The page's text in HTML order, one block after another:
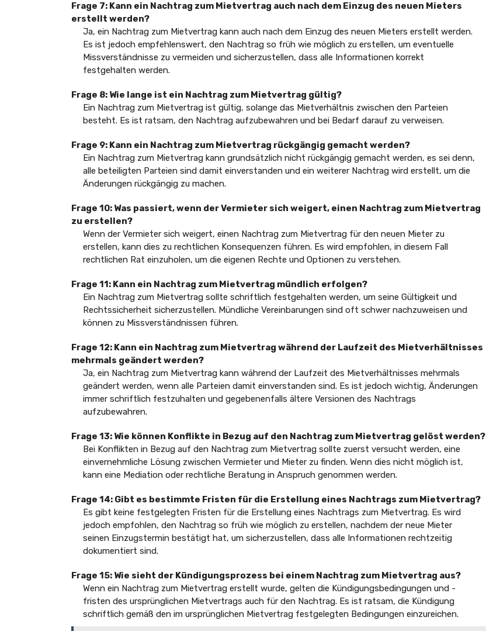
Frage 7: Kann ein Nachtrag zum Mietvertrag auch nach dem Einzug des neuen Mieters
erstellt werden?
Ja, ein Nachtrag zum Mietvertrag kann auch nach dem Einzug des neuen Mieters erstellt werden.
Es ist jedoch empfehlenswert, den Nachtrag so früh wie möglich zu erstellen, um eventuelle
Missverständnisse zu vermeiden und sicherzustellen, dass alle Informationen korrekt
festgehalten werden.
Frage 8: Wie lange ist ein Nachtrag zum Mietvertrag gültig?
Ein Nachtrag zum Mietvertrag ist gültig, solange das Mietverhältnis zwischen den Parteien
besteht. Es ist ratsam, den Nachtrag aufzubewahren und bei Bedarf darauf zu verweisen.
Frage 9: Kann ein Nachtrag zum Mietvertrag rückgängig gemacht werden?
Ein Nachtrag zum Mietvertrag kann grundsätzlich nicht rückgängig gemacht werden, es sei denn,
alle beteiligten Parteien sind damit einverstanden und ein weiterer Nachtrag wird erstellt, um die
Änderungen rückgängig zu machen.
Frage 10: Was passiert, wenn der Vermieter sich weigert, einen Nachtrag zum Mietvertrag
zu erstellen?
Wenn der Vermieter sich weigert, einen Nachtrag zum Mietvertrag für den neuen Mieter zu
erstellen, kann dies zu rechtlichen Konsequenzen führen. Es wird empfohlen, in diesem Fall
rechtlichen Rat einzuholen, um die eigenen Rechte und Optionen zu verstehen.
Frage 11: Kann ein Nachtrag zum Mietvertrag mündlich erfolgen?
Ein Nachtrag zum Mietvertrag sollte schriftlich festgehalten werden, um seine Gültigkeit und
Rechtssicherheit sicherzustellen. Mündliche Vereinbarungen sind oft schwer nachzuweisen und
können zu Missverständnissen führen.
Frage 12: Kann ein Nachtrag zum Mietvertrag während der Laufzeit des Mietverhältnisses
mehrmals geändert werden?
Ja, ein Nachtrag zum Mietvertrag kann während der Laufzeit des Mietverhältnisses mehrmals
geändert werden, wenn alle Parteien damit einverstanden sind. Es ist jedoch wichtig, Änderungen
immer schriftlich festzuhalten und gegebenenfalls ältere Versionen des Nachtrags
aufzubewahren.
Frage 13: Wie können Konflikte in Bezug auf den Nachtrag zum Mietvertrag gelöst werden?
Bei Konflikten in Bezug auf den Nachtrag zum Mietvertrag sollte zuerst versucht werden, eine
einvernehmliche Lösung zwischen Vermieter und Mieter zu finden. Wenn dies nicht möglich ist,
kann eine Mediation oder rechtliche Beratung in Anspruch genommen werden.
Frage 14: Gibt es bestimmte Fristen für die Erstellung eines Nachtrags zum Mietvertrag?
Es gibt keine festgelegten Fristen für die Erstellung eines Nachtrags zum Mietvertrag. Es wird
jedoch empfohlen, den Nachtrag so früh wie möglich zu erstellen, nachdem der neue Mieter
seinen Einzugstermin bestätigt hat, um sicherzustellen, dass alle Informationen rechtzeitig
dokumentiert sind.
Frage 15: Wie sieht der Kündigungsprozess bei einem Nachtrag zum Mietvertrag aus?
Wenn ein Nachtrag zum Mietvertrag erstellt wurde, gelten die Kündigungsbedingungen und -
fristen des ursprünglichen Mietvertrags auch für den Nachtrag. Es ist ratsam, die Kündigung
schriftlich gemäß den im ursprünglichen Mietvertrag festgelegten Bedingungen einzureichen.